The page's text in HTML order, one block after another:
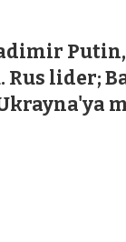
lider;